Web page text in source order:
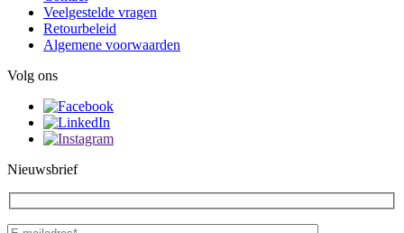
Veelgestelde vragen
Retourbeleid
Algemene voorwaarden
Volg ons
Nieuwsbrief